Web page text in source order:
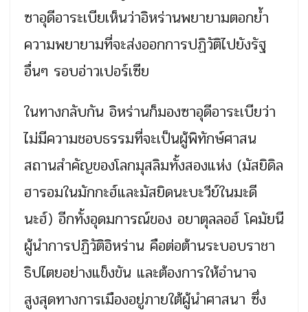
ซาอุดีอาระเบียเห็นว่าอิหร่านพยายามตอกย้ำ
ความพยายามที่จะส่งออกการปฏิวัติไปยังรัฐ
อื่นๆ รอบอ่าวเปอร์เซีย
ในทางกลับกัน อิหร่านก็มองซาอุดีอาระเบียว่า
ไม่มีความชอบธรรมที่จะเป็นผู้พิทักษ์ศาสน
สถานสำคัญของโลกมุสลิมทั้งสองแห่ง (มัสยิดิล
ฮารอมในมักกะฮ์และมัสยิดนะบะวีย์ในมะดี
นะฮ์) อีกทั้งอุดมการณ์ของ อยาตุลลอฮ์ โคมัยนี
ผู้นำการปฏิวัติอิหร่าน คือต่อต้านระบอบราชา
ธิปไตยอย่างแข็งขัน และต้องการให้อำนาจ
สูงสุดทางการเมืองอยู่ภายใต้ผู้นำศาสนา ซึ่ง